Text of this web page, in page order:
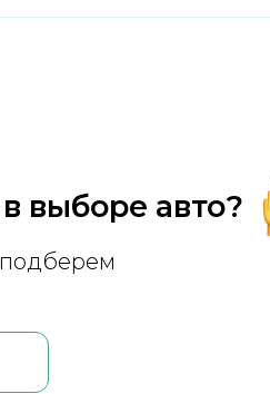
выборе авто?
подберем